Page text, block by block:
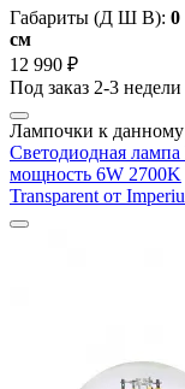
Габариты (Д Ш В): 0
cм
12 990 ₽
Под заказ 2-3 недели
Лампочки к данному
Светодиодная лампа
мощность 6W 2700K
Transparent от